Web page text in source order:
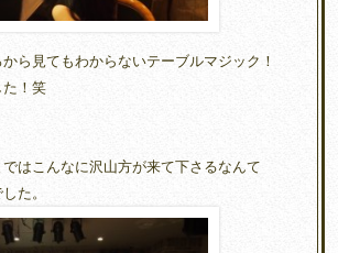
ら見てもわからないテーブルマジック！
た！笑
ではこんなに沢山方が来て下さるなんて
た。